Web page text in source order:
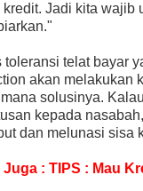
kredit. Jadi kita wajib
toleransi telat bayar
akan melakukan
solusinya.
kepada
dan melunasi sisa
Juga : TIPS : Mau